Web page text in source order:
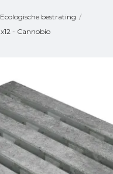
Ecologische bestrating /
- Cannobio